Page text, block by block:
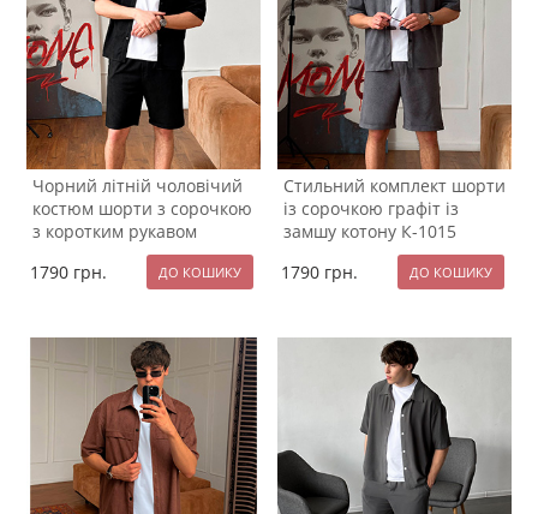
Чорний літній чоловічий
костюм шорти з сорочкою
з коротким рукавом
1790 грн.
Стильний комплект шорти
із сорочкою графіт із
замшу котону К-1015
1790 грн.